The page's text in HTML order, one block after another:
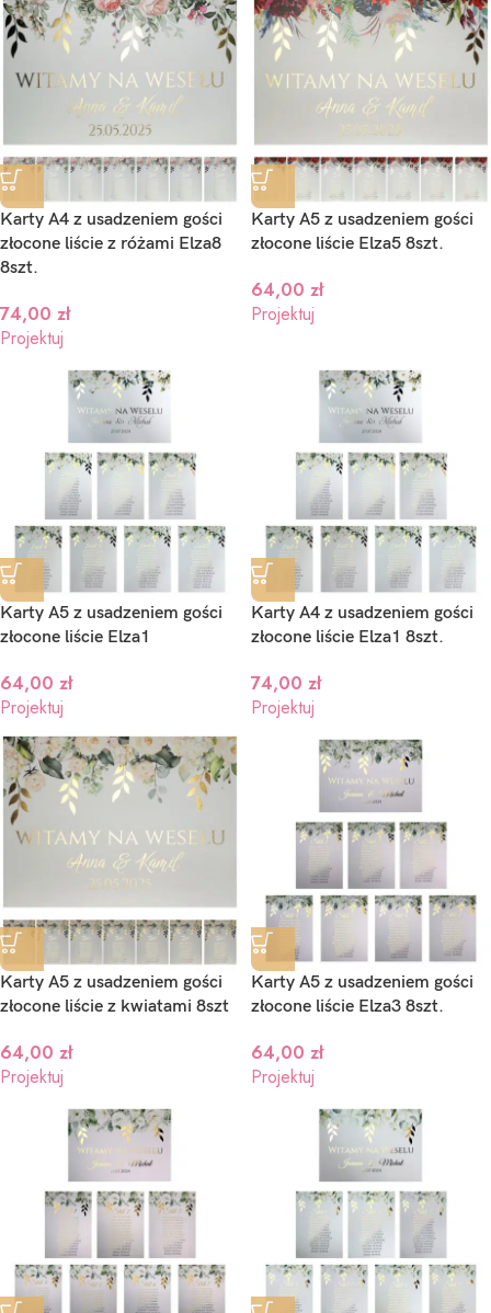
ślubne Brama ze
– Bianka
zł
Zaproszenia Ślubne – Sawa –
wzory
2,00 zł
Karty A4 z usadzeniem gości
złocone liście z różami Elza8
8szt.
74,00 zł
Projektuj
Karty A5 z usadzeniem gości
złocone liście Elza5 8szt.
64,00 zł
Projektuj
Karty A5 z usadzeniem gości
złocone liście Elza1
64,00 zł
Projektuj
Karty A4 z usadzeniem gości
złocone liście Elza1 8szt.
74,00 zł
Projektuj
Karty A5 z usadzeniem gości
złocone liście z kwiatami 8szt
64,00 zł
Projektuj
Karty A5 z usadzeniem gości
złocone liście Elza3 8szt.
64,00 zł
Projektuj